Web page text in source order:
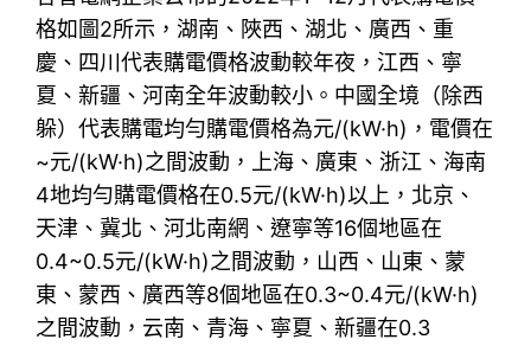
格如圖2所示，湖南、陜西、湖北、廣西、重
慶、四川代表購電價格波動較年夜，江西、寧
夏、新疆、河南全年波動較小。中國全境（除西
躲）代表購電均勻購電價格為元/(kW·h)，電價在
~元/(kW·h)之間波動，上海、廣東、浙江、海南
4地均勻購電價格在0.5元/(kW·h)以上，北京、
天津、冀北、河北南網、遼寧等16個地區在
0.4~0.5元/(kW·h)之間波動，山西、山東、蒙
東、蒙西、廣西等8個地區在0.3~0.4元/(kW·h)
之間波動，云南、青海、寧夏、新疆在0.3